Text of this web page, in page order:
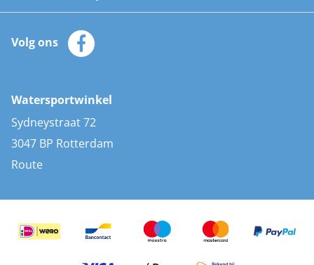
Automatische reddingsvesten
Zeilkleding
Zonnepanelen
AIS transponders
Stootwillen en fenders
Bootkussens
Zwemtrappen
Klantenservice
Merken
Volg ons
Watersportwinkel
Sydneystraat 72
3047 BP Rotterdam
Route